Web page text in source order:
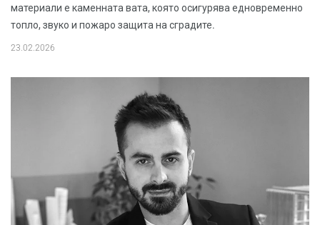
материали е каменната вата, която осигурява едновременно
топло, звуко и пожаро защита на сградите.
23.02.2026